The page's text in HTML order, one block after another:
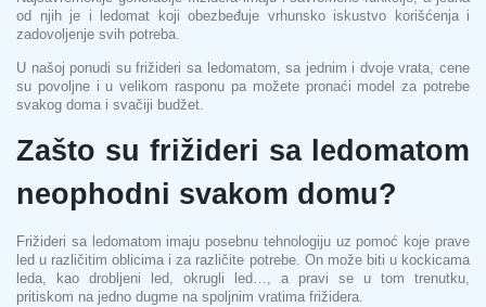
od njih je i ledomat koji obezbeđuje vrhunsko iskustvo korišćenja i
zadovoljenje svih potreba.
U našoj ponudi su frižideri sa ledomatom, sa jednim i dvoje vrata, cene
su povoljne i u velikom rasponu pa možete pronaći model za potrebe
svakog doma i svačiji budžet.
Zašto su frižideri sa ledomatom
neophodni svakom domu?
Frižideri sa ledomatom imaju posebnu tehnologiju uz pomoć koje prave
led u različitim oblicima i za različite potrebe. On može biti u kockicama
leda, kao drobljeni led, okrugli led…, a pravi se u tom trenutku,
pritiskom na jedno dugme na spoljnim vratima frižidera.